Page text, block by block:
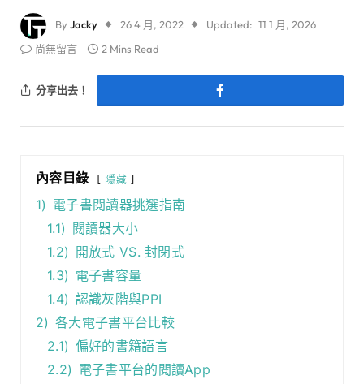
By Jacky 26 4 月, 2022 Updated: 11 1 月, 2026
尚無留言
2 Mins Read
分享出去！
內容目錄 隱藏
1) 電子書閱讀器挑選指南
1.1) 閱讀器大小
1.2) 開放式 VS. 封閉式
1.3) 電子書容量
1.4) 認識灰階與PPI
2) 各大電子書平台比較
2.1) 偏好的書籍語言
2.2) 電子書平台的閱讀App